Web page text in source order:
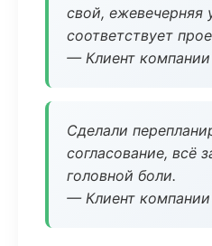
свой, ежевечерняя
соответствует
— Клиент компании
Сделали
согласование, всё
головной боли.
— Клиент компании